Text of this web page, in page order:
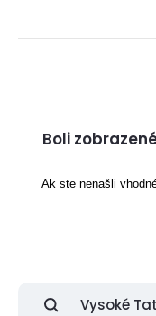
Boli
Ak ste nenašli
Vysoké